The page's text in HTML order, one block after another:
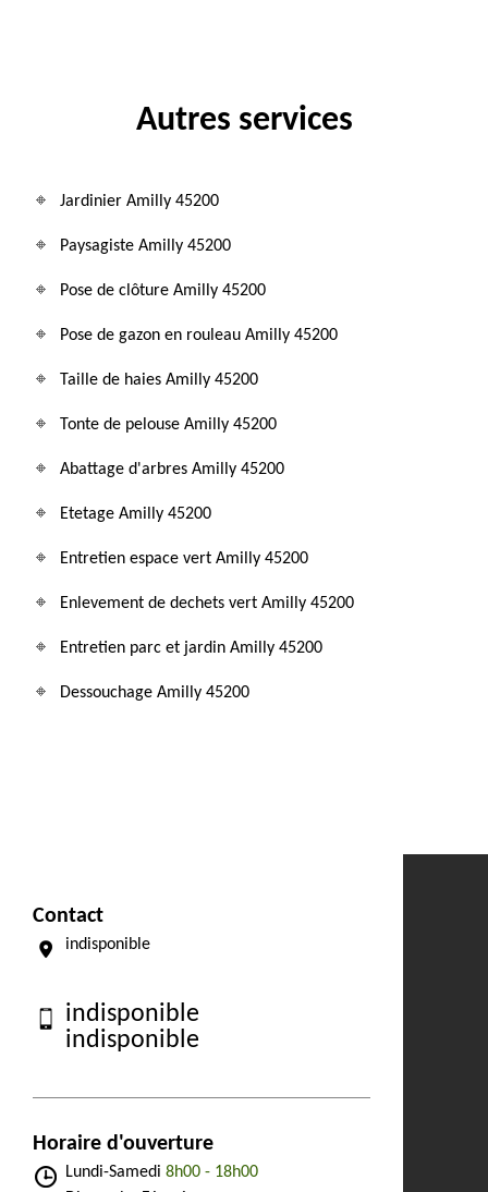
Autres services
Jardinier Amilly 45200
Paysagiste Amilly 45200
Pose de clôture Amilly 45200
Pose de gazon en rouleau Amilly 45200
Taille de haies Amilly 45200
Tonte de pelouse Amilly 45200
Abattage d'arbres Amilly 45200
Etetage Amilly 45200
Entretien espace vert Amilly 45200
Enlevement de dechets vert Amilly 45200
Entretien parc et jardin Amilly 45200
Dessouchage Amilly 45200
Contact
indisponible
indisponible
indisponible
Horaire d'ouverture
Lundi-Samedi 8h00 - 18h00